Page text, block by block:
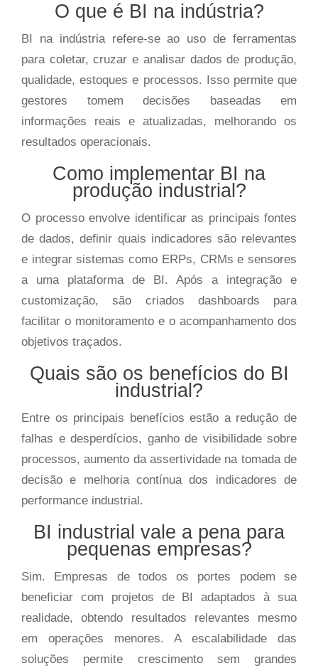
O que é BI na indústria?
BI na indústria refere-se ao uso de ferramentas
para coletar, cruzar e analisar dados de produção,
qualidade, estoques e processos. Isso permite que
gestores tomem decisões baseadas em
informações reais e atualizadas, melhorando os
resultados operacionais.
Como implementar BI na
produção industrial?
O processo envolve identificar as principais fontes
de dados, definir quais indicadores são relevantes
e integrar sistemas como ERPs, CRMs e sensores
a uma plataforma de BI. Após a integração e
customização, são criados dashboards para
facilitar o monitoramento e o acompanhamento dos
objetivos traçados.
Quais são os benefícios do BI
industrial?
Entre os principais benefícios estão a redução de
falhas e desperdícios, ganho de visibilidade sobre
processos, aumento da assertividade na tomada de
decisão e melhoria contínua dos indicadores de
performance industrial.
BI industrial vale a pena para
pequenas empresas?
Sim. Empresas de todos os portes podem se
beneficiar com projetos de BI adaptados à sua
realidade, obtendo resultados relevantes mesmo
em operações menores. A escalabilidade das
soluções permite crescimento sem grandes